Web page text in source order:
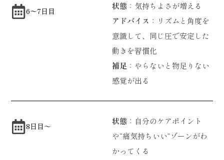
6〜7日目 状態 ：気持ちよさが増える
アドバイス ：リズムと角度を
意識して、同じ圧で安定した
動きを習慣化
補足 ：やらないと物足りない
感覚が出る
8日目～ 状態 ：自分のケアポイント
や“痛気持ちいい”ゾーンがわ
かってくる